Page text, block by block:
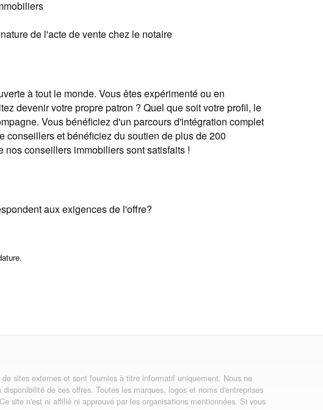
de l'acte de vente chez le notaire
à tout le monde. Vous êtes expérimenté ou en
devenir votre propre patron ? Quel que soit votre profil, le
Vous bénéficiez d'un parcours d'intégration complet
conseillers et bénéficiez du soutien de plus de 200
conseillers immobiliers sont satisfaits !
aux exigences de l'offre?
sites externes et sont fournies à titre informatif uniquement. Nous ne
de ces offres. Toutes les marques, logos et noms d'entreprises
site n'est ni affilié ni approuvé par les organisations mentionnées. Si vous